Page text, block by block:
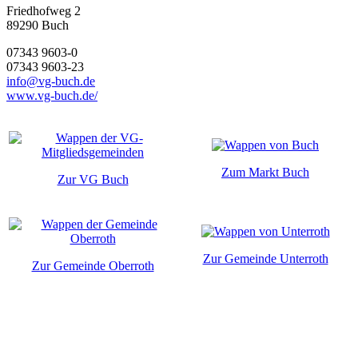
Friedhofweg 2
89290 Buch
07343 9603-0
07343 9603-23
info@vg-buch.de
www.vg-buch.de/
Zur VG Buch
Zum Markt Buch
Zur Gemeinde Oberroth
Zur Gemeinde Unterroth